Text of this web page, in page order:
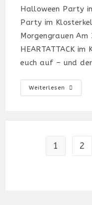
Halloween Party
Party im
Morgengrauen
HEARTATTACK
euch auf – und
Weiterlesen
Party
1 2